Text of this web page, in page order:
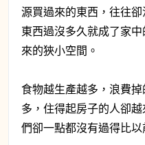
源買過來的東西，往往
東西過沒多久就成了家
來的狹小空間。
食物越生產越多，浪費
多，住得起房子的人卻
們卻一點都沒有過得比以